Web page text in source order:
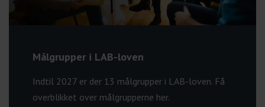
Målgrupper i LAB-loven
Indtil 2027 er der 13 målgrupper i LAB-loven. Få
overblikket over målgrupperne her.